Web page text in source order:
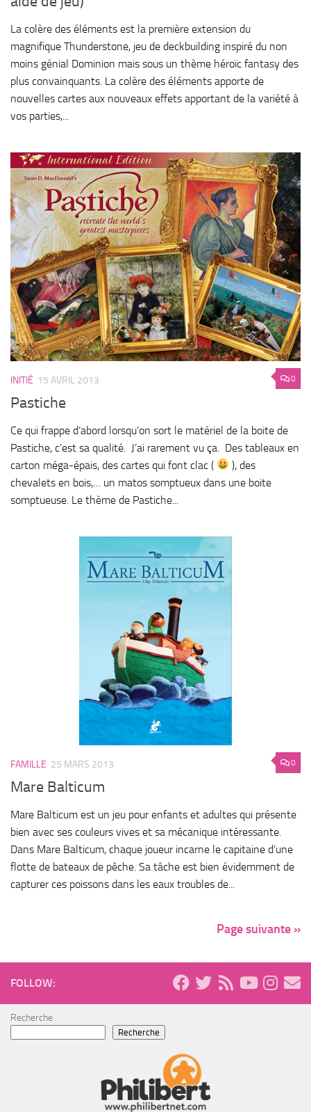
La colère des éléments est la première extension du
magnifique Thunderstone, jeu de deckbuilding inspiré du non
moins génial Dominion mais sous un thème héroïc fantasy des
plus convainquants. La colère des éléments apporte de
nouvelles cartes aux nouveaux effets apportant de la variété à
vos parties,...
0
INITIÉ 15 AVRIL 2013
Pastiche
Ce qui frappe d’abord lorsqu’on sort le matériel de la boite de
Pastiche, c’est sa qualité. J’ai rarement vu ça. Des tableaux en
carton méga-épais, des cartes qui font clac (
), des
chevalets en bois,… un matos somptueux dans une boite
somptueuse. Le thème de Pastiche...
0
FAMILLE 25 MARS 2013
Mare Balticum
Mare Balticum est un jeu pour enfants et adultes qui présente
bien avec ses couleurs vives et sa mécanique intéressante.
Dans Mare Balticum, chaque joueur incarne le capitaine d’une
flotte de bateaux de pêche. Sa tâche est bien évidemment de
capturer ces poissons dans les eaux troubles de...
Page suivante »
FOLLOW:
Recherche
Recherche